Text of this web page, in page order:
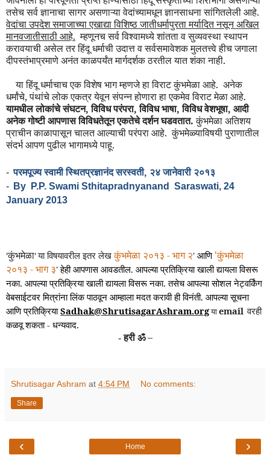
तसेच सर्व ज्ञानाचा सागर असणाऱ्या वेदांच्यामधून ज्ञानसाधना सांगितलेली आहे.
वेदांचा उपदेश समाजाच्या एखाद्या विशिष्ठ जातीधर्मापुरता मर्यादित नसून अखिल
मानवजातीसाठी आहे. म्हणूनच सर्व विश्वामध्ये शांतता व सुव्यवस्था स्थापन
करावयाची असेल तर हिंदू धर्माची उदात्त व सर्वसमावेशक मुलतत्त्वे हीच जगाला
दीपस्तंभाप्रमाणे अनंत काळपर्यंत मार्गदर्शक ठरतील यात शंका नाही.
या हिंदू धर्माचाच एक विशेष भाग म्हणजे हा विराट कुंभमेळा आहे. अनेक
धर्मांचे, पंथांचे लोक एकत्र येवून संपन्न होणारा हा एकमेव विराट मेळा आहे.
यामधील लोकांचे संघटन, विविध परंपरा, विविध भाषा, विविध वेशभूषा, आदी
अनेक गोष्टी आपणास विविधतेतून एकतेचे दर्शन घडवतात.कुंभमेळा अतिशय
प्राचीन काळापासून चालत आल्याची परंपरा आहे. कुंभमेळ्याविषयीपुराणातील
संदर्भ आपण पुढील भागामध्ये पाहू.
- परमपूज्य स्वामीस्थितप्रज्ञानंदसरस्वती, २४ जानेवारी२०१३
- By P.P. Swami Sthitapradnyanand
Saraswati, 24
January 2013
'कुंभमेळा'याविषयावरील इतर लेखकुंभमेळा २०१३ - भाग २' आणि 'कुंभमेळा
२०१३ - भाग ३'हेही आपणास आवडतील. आपल्या प्रतिक्रिया खाली द्यायला विसरू
नका. आपल्या प्रतिक्रिया खाली द्यायला विसरू नका. तसेच आपल्या सोशल नेट्वर्किंग
वेबसाईटवर मित्रांना लिंक पाठवून आम्हाला मदत करावी ही विनंती. आपल्या सूचना
आणि प्रतिक्रियाSadhak@ShrutisagarAshram.orgयाemail वरही
कळवू शकता - धन्यवाद.
-हरी ॐ–
Shrutisagar Ashram at 4:54 PM No comments:
Share
‹ ›
Home